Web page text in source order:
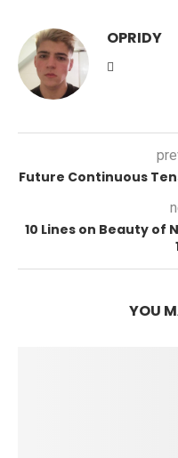
OPRIDY
Future Continuous
10 Lines on Beauty of
YOU